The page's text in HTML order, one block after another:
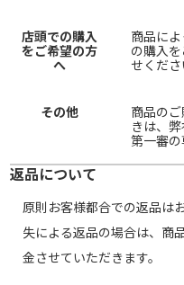
店頭での購入
をご希望の方
へ
商品に
の購入
せくださ
その他
商品の
きは、
第一審の
返品について
原則お客様都合での返品は
失による返品の場合は、商
金させていただきます。